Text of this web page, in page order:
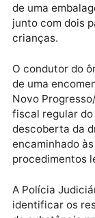
identificaram
menores e
ao frete pago,
Ao abrir a
contendo
com
conteúdo
de uma
junto com
O condutor